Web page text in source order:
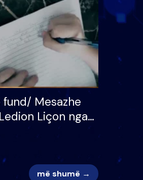
Mesazhe
Liçon nga
tij, moderatori
më shumë →